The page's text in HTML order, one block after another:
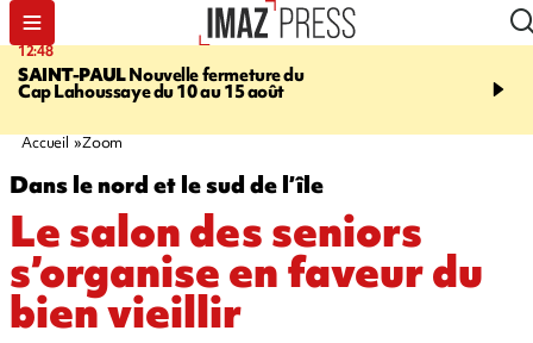
12:48
SAINT-PAULNouvelle fermeture du
Cap Lahoussaye du 10 au 15 août
14:23
massif de migrants, la
Accueil Zoom
Dans le nord et le sud de l’île
Le salon des seniors
s’organise en faveur du
bien vieillir